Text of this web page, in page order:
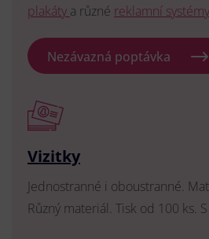
plakáty a různé reklamní systémy
Nezávazná poptávka
Vizitky
Jednostranné i oboustranné.
Různý materiál. Tisk od 100 ks.